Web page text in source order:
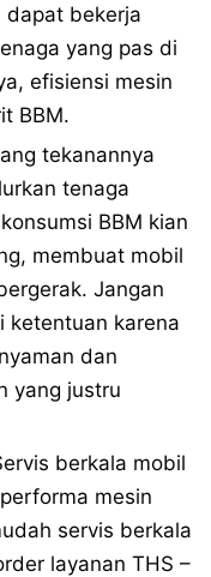
dapat bekerja
yang pas di
efisiensi mesin
BBM.
tekanannya
tenaga
BBM kian
membuat mobil
Jangan
ketentuan karena
dan
yang justru
berkala mobil
mesin
servis berkala
layanan THS –